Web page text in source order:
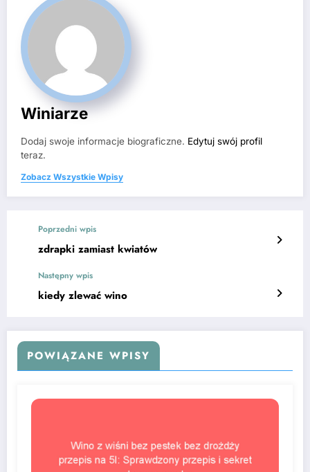
Winiarze
Dodaj swoje informacje biograficzne. Edytuj swój profil
teraz.
Zobacz Wszystkie Wpisy
Poprzedni wpis
zdrapki zamiast kwiatów
Następny wpis
kiedy zlewać wino
POWIĄZANE WPISY